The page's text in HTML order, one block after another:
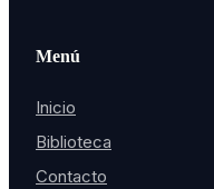
Menú
Inicio
Biblioteca
Contacto